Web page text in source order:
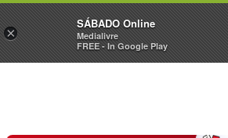
Sábado Assine
×
SÁBADO Online
Medialivre
FREE - In Google Play